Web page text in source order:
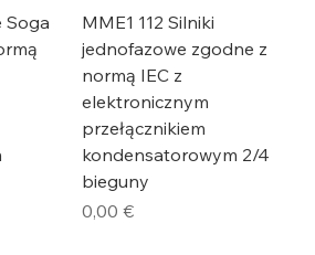
Soga
MME1 112 Silniki
jednofazowe zgodne z
normą IEC z
elektronicznym
przełącznikiem
kondensatorowym 2/4
bieguny
Cena
0,00 €